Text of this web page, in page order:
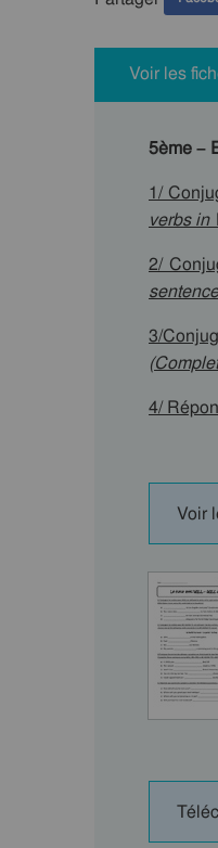
Voir les
5ème –
1/
verbs in
2/
3/
4/
Voir